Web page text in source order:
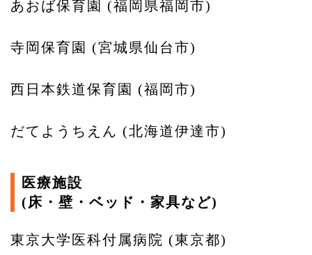
あおば保育園 (福岡県福岡市)
寺岡保育園 (宮城県仙台市)
西日本鉄道保育園 (福岡市)
だてようちえん (北海道伊達市)
医療施設
(床・壁・ベッド・家具など)
東京大学医科付属病院 (東京都)